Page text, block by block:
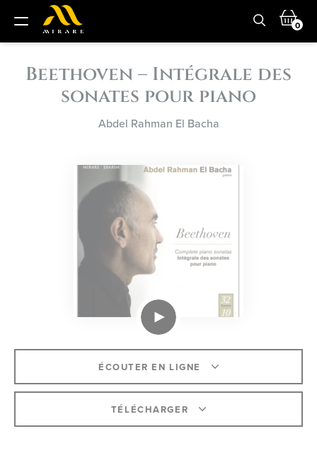
0
Beethoven – Intégrale des
sonates pour piano
Abdel Rahman El Bacha
ÉCOUTER EN LIGNE
TÉLÉCHARGER